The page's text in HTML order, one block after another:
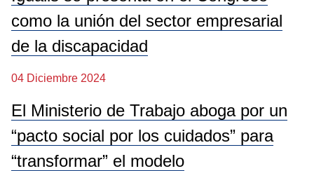
como la unión del sector empresarial
de la discapacidad
04 Diciembre 2024
El Ministerio de Trabajo aboga por un
“pacto social por los cuidados” para
“transformar” el modelo